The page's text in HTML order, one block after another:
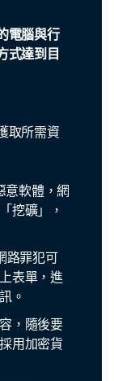
電腦與行
式達到目
取所需資
軟體，網
挖礦」，
路罪犯可
表單，進
。
，隨後要
用加密貨